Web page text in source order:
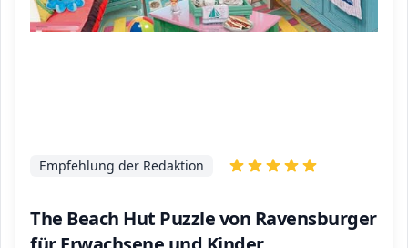
The Beach Hut Puzzle von Ravensburger
Empfehlung der Redaktion